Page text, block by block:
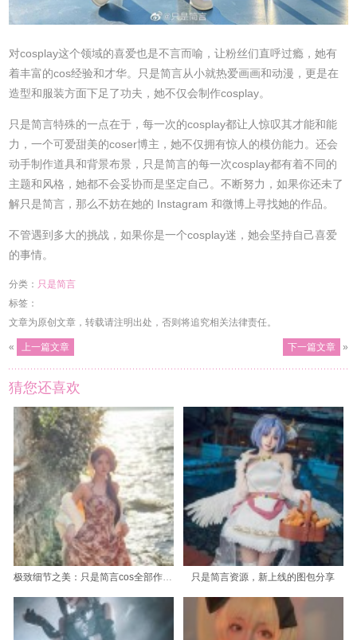
对cosplay这个领域的喜爱也是不言而喻，让粉丝们直呼过瘾，她有
着丰富的cos经验和才华。只是简言从小就热爱画画和动漫，更是在
造型和服装方面下足了功夫，她不仅会制作cosplay。
只是简言特殊的一点在于，每一次的cosplay都让人惊叹其才能和能
力，一个可爱甜美的coser博主，她不仅拥有惊人的模仿能力。还会
动手制作道具和背景布景，只是简言的每一次cosplay都有着不同的
主题和风格，她都不会妥协而是坚定自己。不断努力，如果你还未了
解只是简言，那么不妨在她的 Instagram 和微博上寻找她的作品。
不管遇到多大的挑战，如果你是一个cosplay迷，她会坚持自己喜爱
的事情。
分类： 只是简言
标签：
文章为原创文章，转载请注明出处，否则将追究相关法律责任。
« 上一篇文章 下一篇文章 »
猜您还喜欢
极致细节之美：只是简言cos全部作品的高清图片大赏 只是简言资源，新上线的图包分享